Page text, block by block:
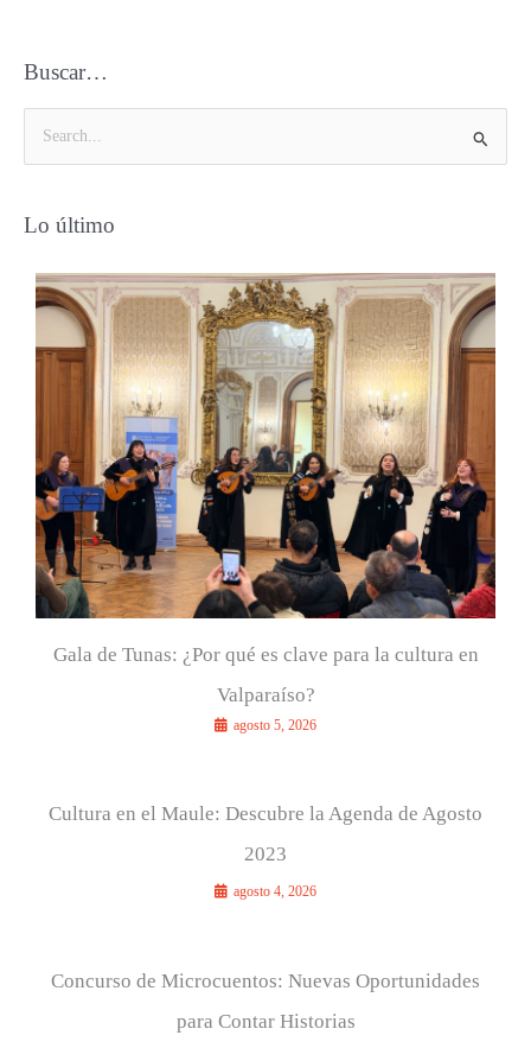
Buscar…
c
Lo último
Gala de Tunas: ¿Por qué es clave para la cultura en
Valparaíso?
agosto 5, 2026
Cultura en el Maule: Descubre la Agenda de Agosto
2023
agosto 4, 2026
Concurso de Microcuentos: Nuevas Oportunidades
para Contar Historias